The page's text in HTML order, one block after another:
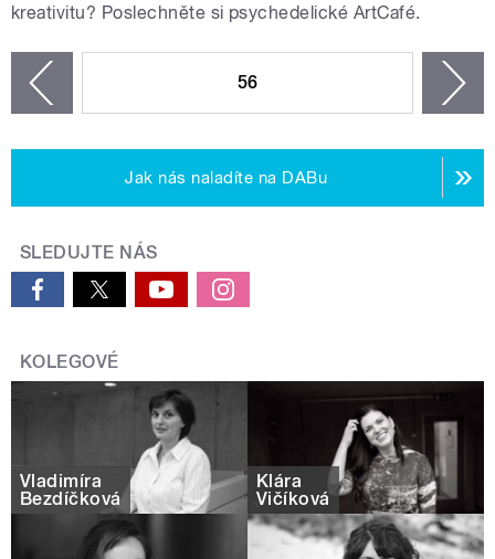
kreativitu? Poslechněte si psychedelické ArtCafé.
56
Jak nás naladíte na DABu
SLEDUJTE NÁS
KOLEGOVÉ
Vladimíra
Bezdíčková
Klára
Vičíková